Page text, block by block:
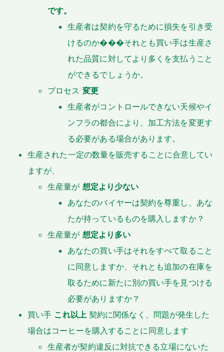
です。
生産者は契約を守るために損失を引き受
けるのか���それとも買い手は生産さ
れた品質に対してより多くを支払うこと
ができるでしょうか。
プロセス 変更
生産者がコントロールできない天候やイ
ンフラの都合により、加工方法を変更す
る必要がある場合があります。
生産された一定の数量を販売することに合意してい
ますが、
生産量が 想定より少ない
あなたのバイヤーは契約を尊重し、あな
たが持っているものを購入しますか？
生産量が 想定より多い
あなたの買い手はそれをすべて取ること
に同意しますか、それとも追加の在庫を
取るために新たに別の買い手を見つける
必要がありますか？
買い手 これ以上 契約に関係なく、問題が発生した
場合はコーヒーを購入することに同意します
生産者が契約違反に対抗できる立場にないた